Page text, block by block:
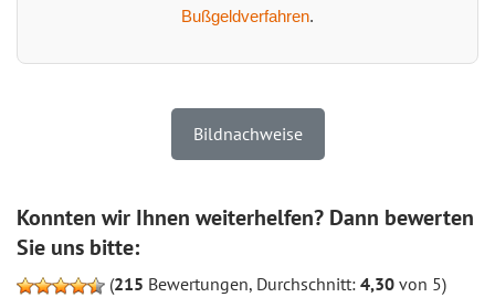
Bußgeldverfahren.
Bildnachweise
Konnten wir Ihnen weiterhelfen? Dann bewerten
Sie uns bitte:
(215 Bewertungen, Durchschnitt: 4,30 von 5)